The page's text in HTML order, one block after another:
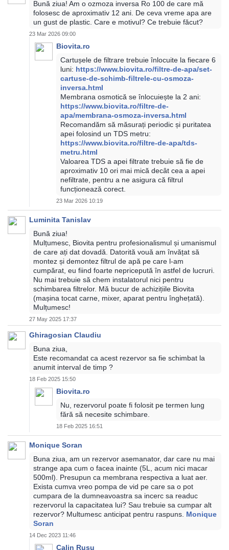
Bună ziua! Am o ozmoza inversa Ro 100 de care mă
folosesc de aproximativ 12 ani. De ceva vreme apa are
un gust de plastic. Care e motivul? Ce trebuie făcut?
23 Mar 2026 09:00
Biovita.ro
Cartușele de filtrare trebuie înlocuite la fiecare 6
luni: https://www.biovita.ro/filtre-de-apa/set-
cartuse-de-schimb-filtrele-cu-osmoza-
inversa.html
Membrana osmotică se înlocuiește la 2 ani:
https://www.biovita.ro/filtre-de-
apa/membrana-osmoza-inversa.html
Recomandăm să măsurați periodic și puritatea
apei folosind un TDS metru:
https://www.biovita.ro/filtre-de-apa/tds-
metru.html
Valoarea TDS a apei filtrate trebuie să fie de
aproximativ 10 ori mai mică decât cea a apei
nefiltrate, pentru a ne asigura că filtrul
funcționează corect.
23 Mar 2026 10:19
Luminita Tanislav
Bună ziua!
Mulțumesc, Biovita pentru profesionalismul și umanismul
de care ați dat dovadă. Datorită vouă am învățat să
montez și demontez filtrul de apă pe care l-am
cumpărat, eu fiind foarte nepricepută în astfel de lucruri.
Nu mai trebuie să chem instalatorul nici pentru
schimbarea filtrelor. Mă bucur de achizițiile Biovita
(mașina tocat carne, mixer, aparat pentru înghețată).
Mulțumesc!
27 May 2025 17:37
Ghiragosian Claudiu
Buna ziua,
Este recomandat ca acest rezervor sa fie schimbat la
anumit interval de timp ?
18 Feb 2025 15:50
Biovita.ro
Nu, rezervorul poate fi folosit pe termen lung
fără să necesite schimbare.
18 Feb 2025 16:51
Monique Soran
Buna ziua, am un rezervor asemanator, dar care nu mai
strange apa cum o facea inainte (5L, acum nici macar
500ml). Presupun ca membrana respectiva a luat aer.
Exista cumva vreo pompa de vid pe care sa o pot
cumpara de la dumneavoastra sa incerc sa readuc
rezervorul la capacitatea lui? Sau trebuie sa cumpar alt
rezervor? Multumesc anticipat pentru raspuns. Monique
Soran
14 Dec 2023 11:46
Calin Rusu